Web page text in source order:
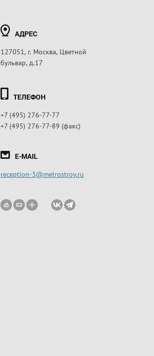
АДРЕС
127051, г. Москва, Цветной
бульвар, д.17
ТЕЛЕФОН
+7 (495) 276-77-77
+7 (495) 276-77-89 (факс)
E-MAIL
reception-3@metrostroy.ru